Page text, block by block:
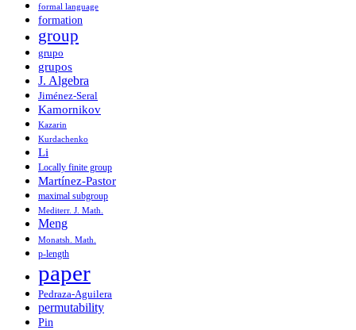
formal language
formation
group
grupo
grupos
J. Algebra
Jiménez-Seral
Kamornikov
Kazarin
Kurdachenko
Li
Locally finite group
Martínez-Pastor
maximal subgroup
Mediterr. J. Math.
Meng
Monatsh. Math.
p-length
paper
Pedraza-Aguilera
permutability
Pin